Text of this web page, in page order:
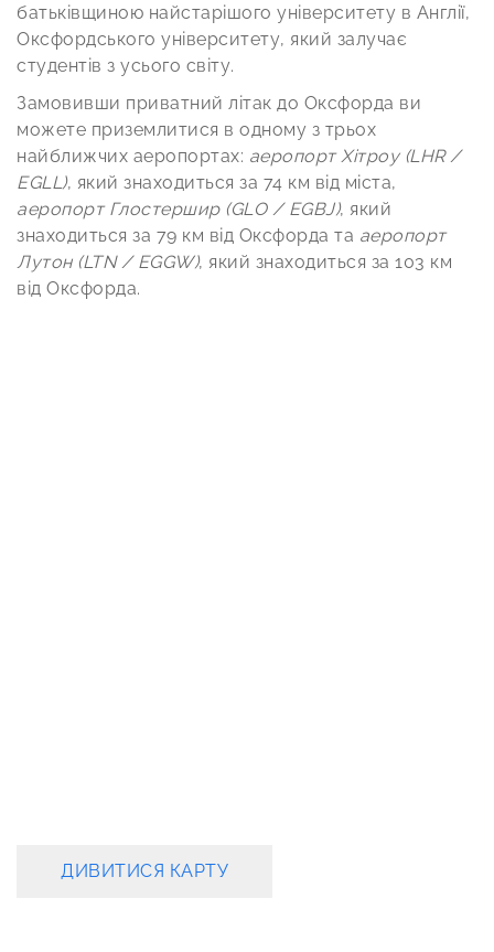
батьківщиною найстарішого університету в Англії,
Оксфордського університету, який залучає
студентів з усього світу.
Замовивши приватний літак до Оксфорда ви
можете приземлитися в одному з трьох
найближчих аеропортах: аеропорт Хітроу (LHR /
EGLL), який знаходиться за 74 км від міста,
аеропорт Глостершир (GLO / EGBJ), який
знаходиться за 79 км від Оксфорда та аеропорт
Лутон (LTN / EGGW), який знаходиться за 103 км
від Оксфорда.
ДИВИТИСЯ КАРТУ